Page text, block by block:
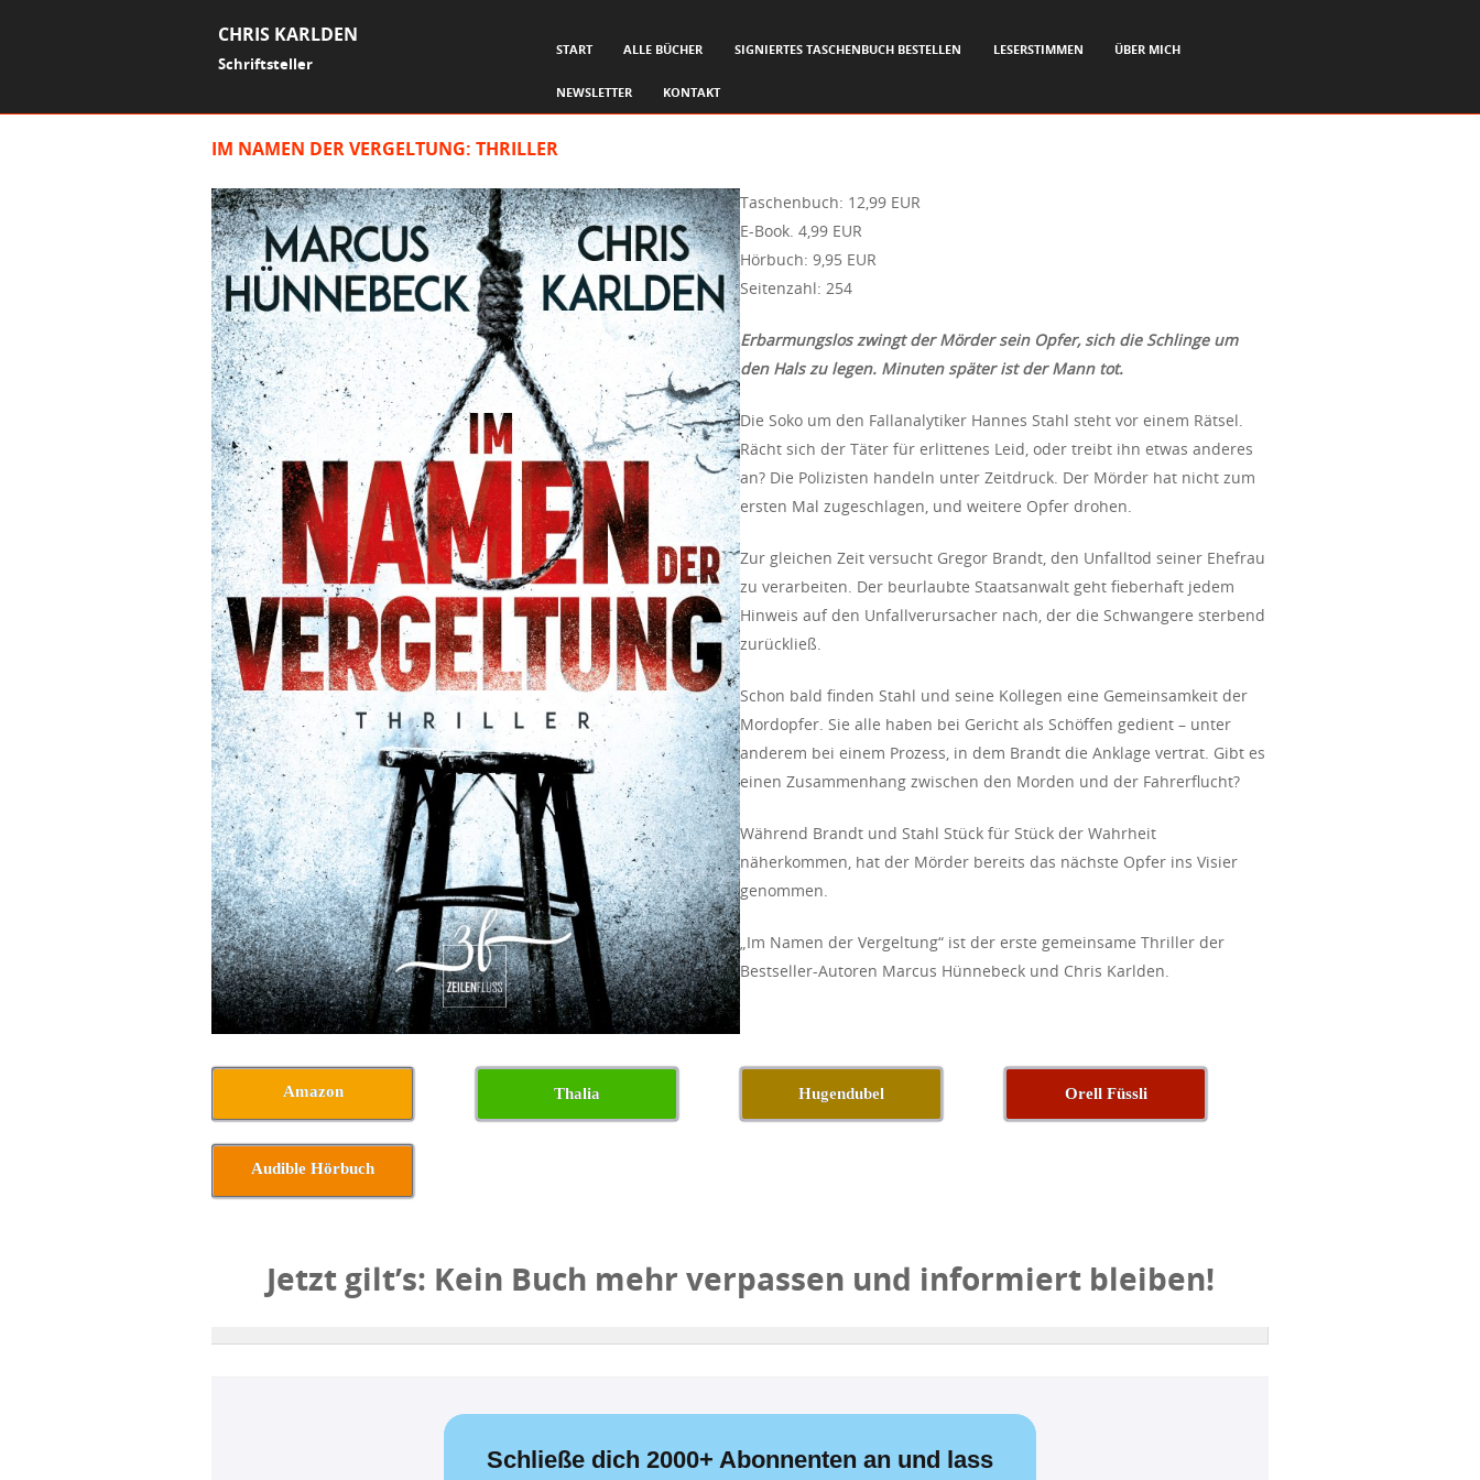
CHRIS KARLDEN
Schriftsteller
SKIP TO CONTENT
START ALLE BÜCHER SIGNIERTES TASCHENBUCH BESTELLEN LESERSTIMMEN ÜBER MICH
NEWSLETTER KONTAKT
IM NAMEN DER VERGELTUNG: THRILLER
Taschenbuch: 12,99 EUR
E-Book. 4,99 EUR
Hörbuch: 9,95 EUR
Seitenzahl: 254
Erbarmungslos zwingt der Mörder sein Opfer, sich die Schlinge um
den Hals zu legen. Minuten später ist der Mann tot.
Die Soko um den Fallanalytiker Hannes Stahl steht vor einem Rätsel.
Rächt sich der Täter für erlittenes Leid, oder treibt ihn etwas anderes
an? Die Polizisten handeln unter Zeitdruck. Der Mörder hat nicht zum
ersten Mal zugeschlagen, und weitere Opfer drohen.
Zur gleichen Zeit versucht Gregor Brandt, den Unfalltod seiner Ehefrau
zu verarbeiten. Der beurlaubte Staatsanwalt geht fieberhaft jedem
Hinweis auf den Unfallverursacher nach, der die Schwangere sterbend
zurückließ.
Schon bald finden Stahl und seine Kollegen eine Gemeinsamkeit der
Mordopfer. Sie alle haben bei Gericht als Schöffen gedient – unter
anderem bei einem Prozess, in dem Brandt die Anklage vertrat. Gibt es
einen Zusammenhang zwischen den Morden und der Fahrerflucht?
Während Brandt und Stahl Stück für Stück der Wahrheit
näherkommen, hat der Mörder bereits das nächste Opfer ins Visier
genommen.
„Im Namen der Vergeltung“ ist der erste gemeinsame Thriller der
Bestseller-Autoren Marcus Hünnebeck und Chris Karlden.
Amazon Thalia Hugendubel Orell Füssli
Audible Hörbuch
Jetzt gilt’s: Kein Buch mehr verpassen und informiert bleiben!
Schließe dich 2000+ Abonnenten an und lass